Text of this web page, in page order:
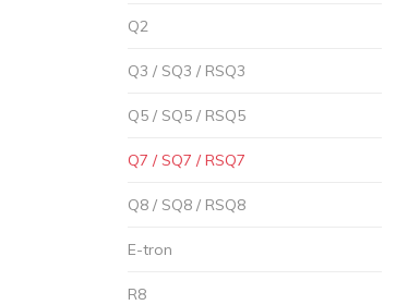
Q2
Q3 / SQ3 / RSQ3
Q5 / SQ5 / RSQ5
Q7 / SQ7 / RSQ7
Q8 / SQ8 / RSQ8
E-tron
R8